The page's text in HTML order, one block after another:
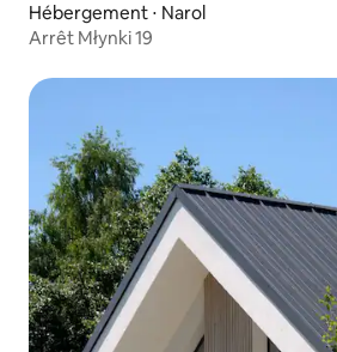
Hébergement ⋅ Narol
Arrêt Młynki 19